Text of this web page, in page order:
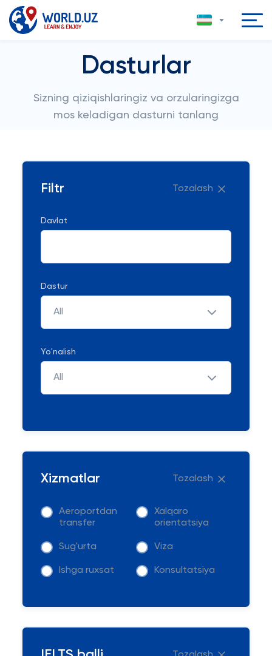
Dasturlar
Sizning qiziqishlaringiz va orzularingizga
mos keladigan dasturni tanlang
Filtr Tozalash
Davlat
Dastur
All
Yo'nalish
All
Xizmatlar Tozalash
Aeroportdan
transfer
Xalqaro
orientatsiya
Sug'urta Viza
Ishga ruxsat Konsultatsiya